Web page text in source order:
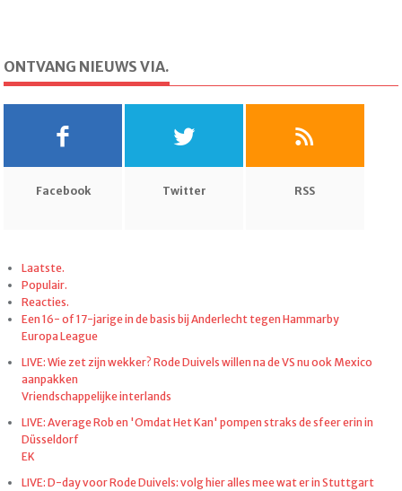
ONTVANG NIEUWS VIA.
Facebook Twitter RSS
Laatste.
Populair.
Reacties.
Een 16- of 17-jarige in de basis bij Anderlecht tegen Hammarby
Europa League
LIVE: Wie zet zijn wekker? Rode Duivels willen na de VS nu ook Mexico
aanpakken
Vriendschappelijke interlands
LIVE: Average Rob en 'Omdat Het Kan' pompen straks de sfeer erin in
Düsseldorf
EK
LIVE: D-day voor Rode Duivels: volg hier alles mee wat er in Stuttgart